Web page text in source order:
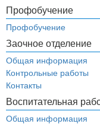
Профобучение
Профобучение
Заочное отделение
Общая информация
Контрольные работы
Контакты
Воспитательная
Общая информация